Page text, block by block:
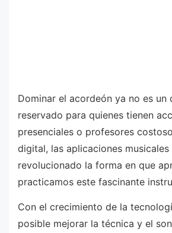
Dominar el acordeón ya no es un
reservado para quienes tienen
presenciales o profesores
digital, las aplicaciones musicales
revolucionado la forma en que
practicamos este fascinante
Con el crecimiento de la
posible mejorar la técnica y el